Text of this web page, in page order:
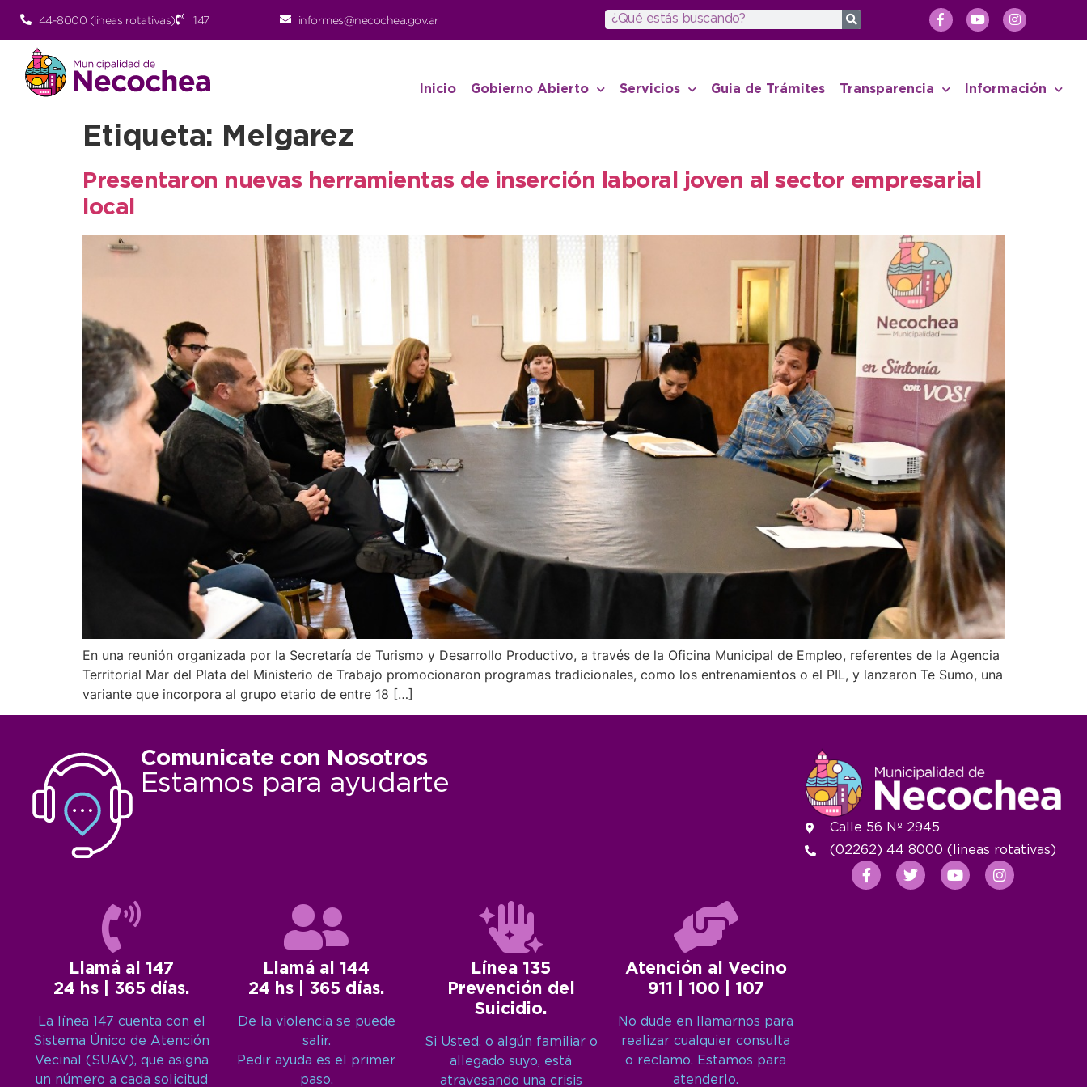
44-8000 (lineas rotativas) 147 informes@necochea.gov.ar
Inicio Gobierno Abierto Servicios Guia de Trámites Transparencia Información
Etiqueta: Melgarez
Presentaron nuevas herramientas de inserción laboral joven al sector empresarial
local
En una reunión organizada por la Secretaría de Turismo y Desarrollo Productivo, a través de la Oficina Municipal de Empleo, referentes de la Agencia
Territorial Mar del Plata del Ministerio de Trabajo promocionaron programas tradicionales, como los entrenamientos o el PIL, y lanzaron Te Sumo, una
variante que incorpora al grupo etario de entre 18 […]
Comunicate con Nosotros
Estamos para ayudarte
Llamá al 147
24 hs | 365 días.
La línea 147 cuenta con el
Sistema Único de Atención
Vecinal (SUAV), que asigna
un número a cada solicitud
Llamá al 144
24 hs | 365 días.
De la violencia se puede
salir.
Pedir ayuda es el primer
paso.
Línea 135
Prevención del
Suicidio.
Si Usted, o algún familiar o
allegado suyo, está
atravesando una crisis
Atención al Vecino
911 | 100 | 107
No dude en llamarnos para
realizar cualquier consulta
o reclamo. Estamos para
atenderlo.
Calle 56 Nº 2945
(02262) 44 8000 (lineas rotativas)